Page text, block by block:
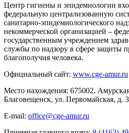
Центр гигиены и эпидемиологии
федеральную централизованную
санитарно-эпидемиологического
некоммерческой организацией –
государственным учреждением
службы по надзору в сфере защиты
благополучия человека.
Официальный сайт: www.cge-amur.ru
Место нахождения: 675002, Амурская
Благовещенск, ул. Первомайская, д.
E-mail: office@cge-amur.ru